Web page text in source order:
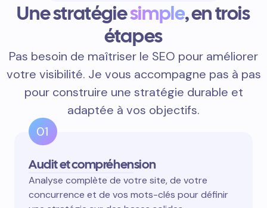
Une stratégiesimple, en trois
étapes
Pas besoin de maîtriser le SEO pour améliorer
votre visibilité. Je vous accompagne pas à pas
pour construire une stratégie durable et
adaptée à vos objectifs.
01
Audit et compréhension
Analyse complète de votre site, de votre
concurrence et de vos mots-clés pour définir